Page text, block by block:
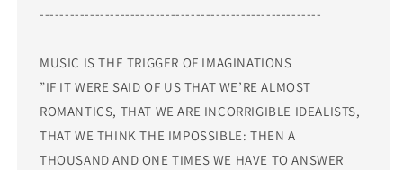
--------------------------------------------------------
MUSIC IS THE TRIGGER OF IMAGINATIONS
”IF IT WERE SAID OF US THAT WE’RE ALMOST
ROMANTICS, THAT WE ARE INCORRIGIBLE IDEALISTS,
THAT WE THINK THE IMPOSSIBLE: THEN A
THOUSAND AND ONE TIMES WE HAVE TO ANSWER